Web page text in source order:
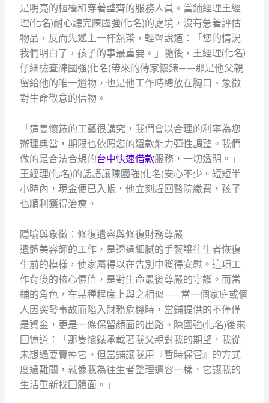
是明亮的櫃檯和穿著整齊的服務人員。當鋪經理王經
理(化名)耐心聽完陳國強(化名)的處境，沒有急著評估
物品，反而先遞上一杯熱茶，輕聲說道：「您的情況
我們明白了，孩子的事最重要。」隨後，王經理(化名)
仔細檢查陳國強(化名)帶來的傳家懷錶——那是他父親
留給他的唯一遺物，也是他工作時總放在胸口、象徵
對生命敬意的信物。
「這隻懷錶的工藝很講究，我們會以合理的利率為您
辦理典當，期限也依照您的還款能力彈性調整。我們
做的是合法合規的台中快速借款服務，一切透明。」
王經理(化名)的話語讓陳國強(化名)安心不少。短短半
小時內，現金便已入帳，他立刻趕回醫院繳費，孩子
也順利獲得治療。
隱喻與象徵：修復遺容與修復財務尊嚴
遺體美容師的工作，是透過細膩的手藝讓往生者恢復
生前的模樣，使家屬得以在告別中獲得安慰。這項工
作背後的核心價值，是對生命最後尊嚴的守護。而當
鋪的角色，在某種程度上與之相似——當一個家庭或個
人因突發事故而陷入財務危機時，當鋪提供的不僅僅
是資金，更是一條保留顏面的出路。陳國強(化名)後來
回憶道：「那隻懷錶承載著我父親對我的期望，我從
未想過要賣掉它。但當鋪讓我用『暫時保管』的方式
度過難關，就像我為往生者整理遺容一樣，它讓我的
生活重新找回體面。」